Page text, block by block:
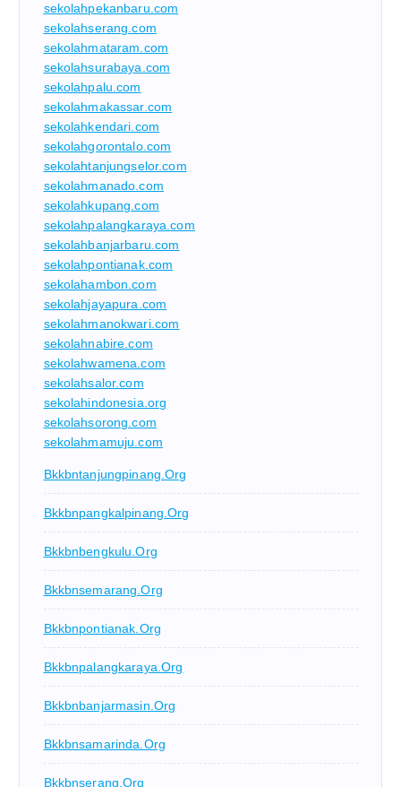
sekolahpekanbaru.com
sekolahserang.com
sekolahmataram.com
sekolahsurabaya.com
sekolahpalu.com
sekolahmakassar.com
sekolahkendari.com
sekolahgorontalo.com
sekolahtanjungselor.com
sekolahmanado.com
sekolahkupang.com
sekolahpalangkaraya.com
sekolahbanjarbaru.com
sekolahpontianak.com
sekolahambon.com
sekolahjayapura.com
sekolahmanokwari.com
sekolahnabire.com
sekolahwamena.com
sekolahsalor.com
sekolahindonesia.org
sekolahsorong.com
sekolahmamuju.com
Bkkbntanjungpinang.org
Bkkbnpangkalpinang.org
Bkkbnbengkulu.org
Bkkbnsemarang.org
Bkkbnpontianak.org
Bkkbnpalangkaraya.org
Bkkbnbanjarmasin.org
Bkkbnsamarinda.org
Bkkbnserang.org